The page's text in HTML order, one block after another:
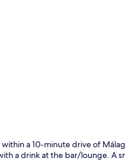
a 10-minute drive of
a drink at the bar/lounge. A